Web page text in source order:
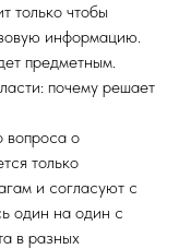
только чтобы
информацию.
предметным.
почему решает
вопроса о
только
и согласуют с
один на один с
в разных